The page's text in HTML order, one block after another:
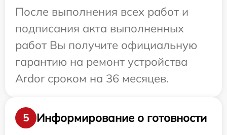
После выполнения всех работ и
подписания акта выполненных
работ Вы получите официальную
гарантию на ремонт устройства
Ardor сроком на 36 месяцев.
5
Информирование о готовности